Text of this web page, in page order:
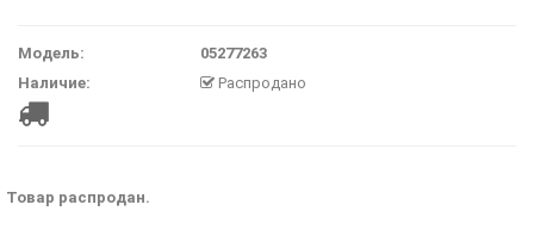
Модель:
05277263
Наличие:
Распродано
Товар распродан.